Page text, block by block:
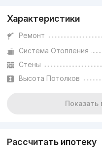
Характеристики
Ремонт
Система Отопления
Стены
Высота Потолков
Показать
Рассчитать ипотеку